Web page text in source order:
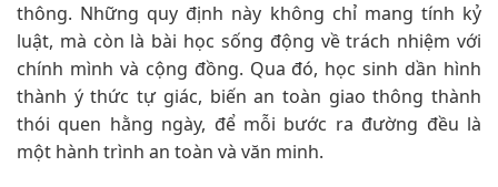
thông. Những quy định này không chỉ mang tính kỷ
luật, mà còn là bài học sống động về trách nhiệm với
chính mình và cộng đồng. Qua đó, học sinh dần hình
thành ý thức tự giác, biến an toàn giao thông thành
thói quen hằng ngày, để mỗi bước ra đường đều là
một hành trình an toàn và văn minh.